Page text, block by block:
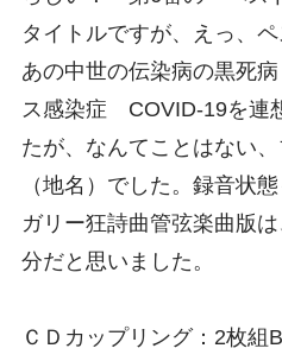
タイトルですが、えっ、
あの中世の伝染病の黒死
ス感染症 COVID-19を連
たが、なんてことはない
（地名）でした。録音状
ガリー狂詩曲管弦楽曲版
分だと思いました。
ＣＤカップリング：2枚